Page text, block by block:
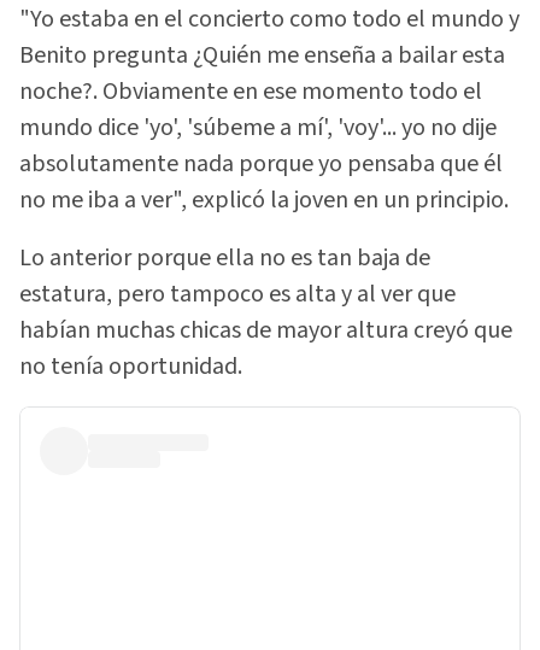
"Yo estaba en el concierto como todo el mundo y
Benito pregunta ¿Quién me enseña a bailar esta
noche?. Obviamente en ese momento todo el
mundo dice 'yo', 'súbeme a mí', 'voy'... yo no dije
absolutamente nada porque yo pensaba que él
no me iba a ver", explicó la joven en un principio.
Lo anterior porque ella no es tan baja de
estatura, pero tampoco es alta y al ver que
habían muchas chicas de mayor altura creyó que
no tenía oportunidad.